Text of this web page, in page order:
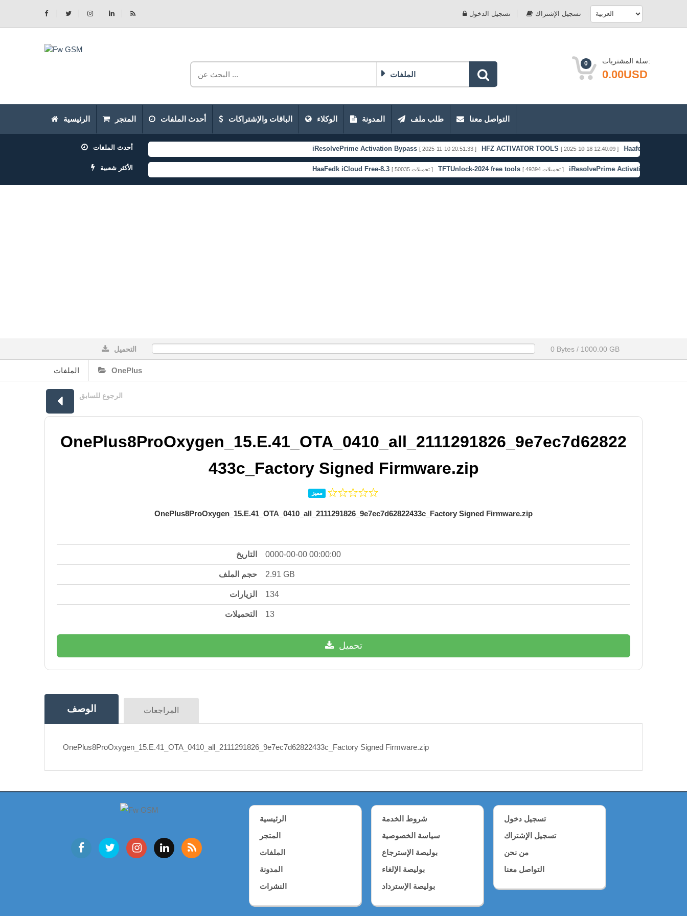
تسجيل الدخول تسجيل الإشتراك
الملفات
0 سلة المشتريات:
0.00USD
الرئيسية المتجر أحدث الملفات الباقات والإشتراكات الوكلاء المدونة طلب ملف التواصل معنا
أحدث الملفات iResolvePrime Activation Bypass [ 2025-11-10 20:51:33 ] HFZ ACTIVATOR TOOLS [ 2025-10-18 12:40:09 ] Haafedk Gsm Free
الأكثر شعبية HaaFedk iCloud Free-8.3 [ 50035 تحميلات ] TFTUnlock-2024 free tools [ 49394 تحميلات ] iResolvePrime Activation Bypass
التحميل 0 Bytes / 1000.00 GB
الملفات OnePlus
الرجوع للسابق
OnePlus8ProOxygen_15.E.41_OTA_0410_all_2111291826_9e7ec7d62822
433c_Factory Signed Firmware.zip
مميز
OnePlus8ProOxygen_15.E.41_OTA_0410_all_2111291826_9e7ec7d62822433c_Factory Signed Firmware.zip
التاريخ 0000-00-00 00:00:00
حجم الملف 2.91 GB
الزيارات 134
التحميلات 13
تحميل
الوصف المراجعات
OnePlus8ProOxygen_15.E.41_OTA_0410_all_2111291826_9e7ec7d62822433c_Factory Signed Firmware.zip
الرئيسية
المتجر
الملفات
المدونة
النشرات
شروط الخدمة
سياسة الخصوصية
بوليصة الإسترجاع
بوليصة الإلغاء
بوليصة الإسترداد
تسجيل دخول
تسجيل الإشتراك
من نحن
التواصل معنا